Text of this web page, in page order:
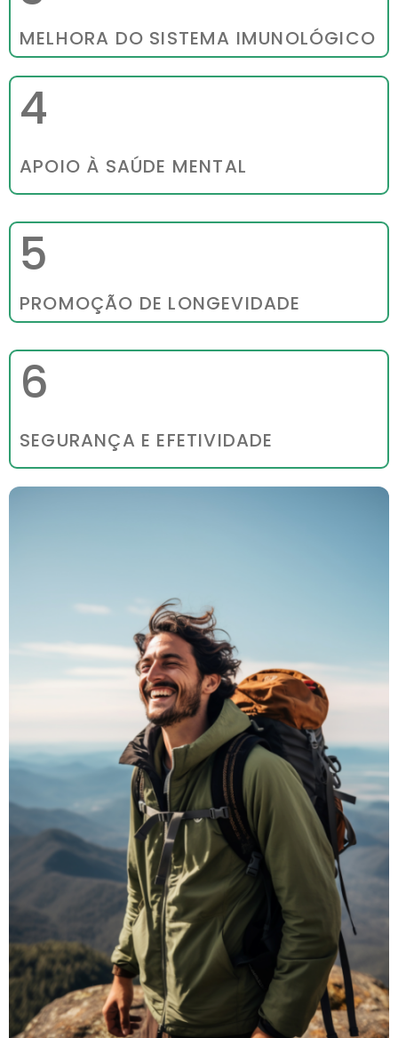
MELHORA DO SISTEMA IMUNOLÓGICO
4
APOIO À SAÚDE MENTAL
5
PROMOÇÃO DE LONGEVIDADE
6
SEGURANÇA E EFETIVIDADE